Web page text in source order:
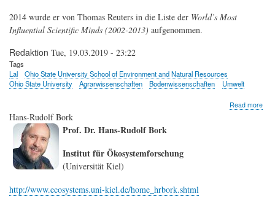
2014 wurde er von Thomas Reuters in die Liste der World’s Most
Influential Scientific Minds (2002-2013) aufgenommen.
Redaktion Tue, 19.03.2019 - 23:22
Tags
Lal
Ohio State University School of Environment and Natural Resources
Ohio State University
Agrarwissenschaften Bodenwissenschaften Umwelt
Read more
Hans-Rudolf Bork
Prof. Dr. Hans-Rudolf Bork
Institut für Ökosystemforschung
(Universität Kiel)
http://www.ecosystems.uni-kiel.de/home_hrbork.shtml